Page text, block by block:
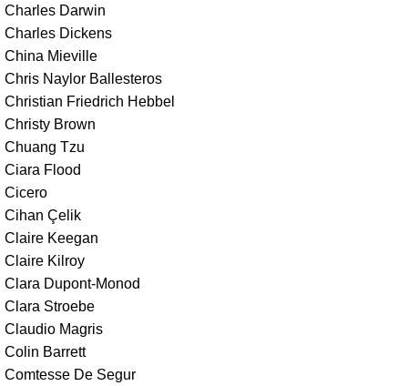
Charles Darwin
Charles Dickens
China Mieville
Chris Naylor Ballesteros
Christian Friedrich Hebbel
Christy Brown
Chuang Tzu
Ciara Flood
Cicero
Cihan Çelik
Claire Keegan
Claire Kilroy
Clara Dupont-Monod
Clara Stroebe
Claudio Magris
Colin Barrett
Comtesse De Segur